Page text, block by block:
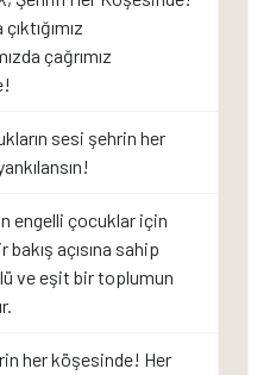
çağrımız
sesi şehrin her
engelli çocuklar için
bakış açısına sahip
ve eşit bir toplumun
her köşesinde! Her